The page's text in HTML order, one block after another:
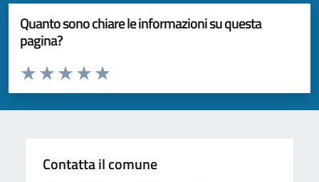
Quanto sono chiare le informazioni su questa
pagina?
Valuta da 1 a 5 stelle la pagina
Valuta 5 stelle su 5
Valuta 4 stelle su 5
Valuta 3 stelle su 5
Valuta 2 stelle su 5
Valuta 1 stelle su 5
Contatta il comune